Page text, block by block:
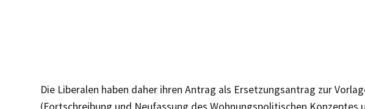
Die Liberalen haben daher ihren Antrag als Ersetzungsantrag zur